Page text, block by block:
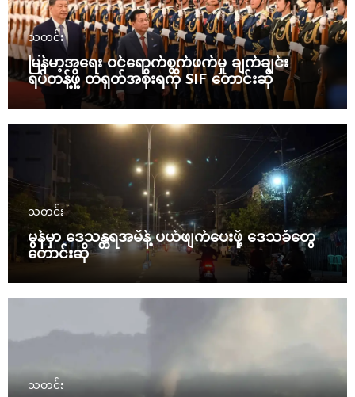
သတင်း
မြန်မာ့အရေး ဝင်ရောက်စွက်ဖက်မှု ချက်ချင်း
ရပ်တန့်ဖို့ တရုတ်အစိုးရကို SIF တောင်းဆို
သတင်း
မွန်မှာ ဒေသန္တရအမိန့် ပယ်ဖျက်ပေးဖို့ ဒေသခံတွေ
တောင်းဆို
သတင်း